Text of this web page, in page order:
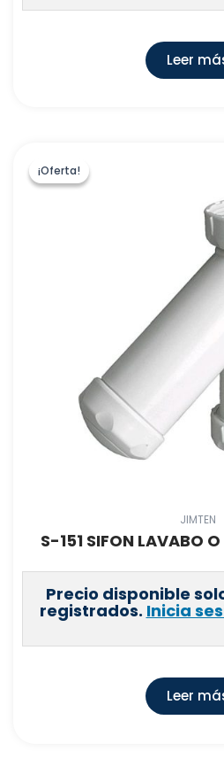
Leer
¡Oferta!
¡Oferta!
JIMTEN
S-151 SIFON LAVABO
Precio disponible
registrados. Inicia
Leer